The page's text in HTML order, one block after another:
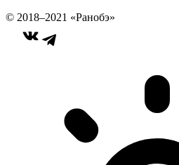
© 2018–2021 «Ранобэ»